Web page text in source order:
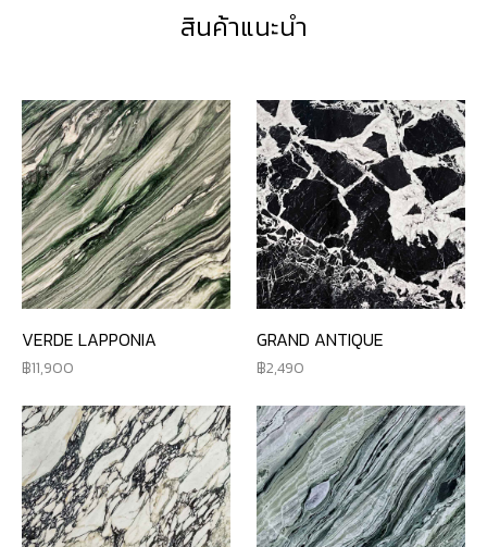
สินค้าแนะนำ
VERDE LAPPONIA
11,900
GRAND ANTIQUE
2,490